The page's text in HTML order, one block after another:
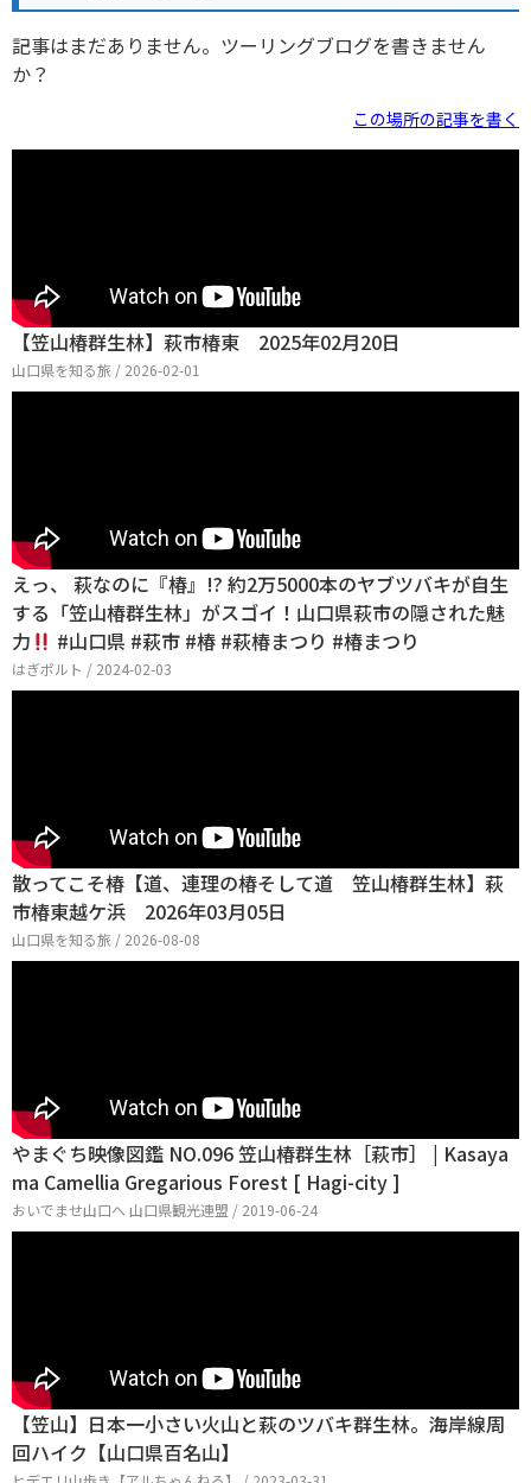
記事はまだありません。ツーリングブログを書きません
か？
この場所の記事を書く
【笠山椿群生林】萩市椿東 2025年02月20日
山口県を知る旅 / 2026-02-01
えっ、 萩なのに『椿』!? 約2万5000本のヤブツバキが自生
する「笠山椿群生林」がスゴイ！山口県萩市の隠された魅
力
#山口県 #萩市 #椿 #萩椿まつり #椿まつり
はぎポルト / 2024-02-03
散ってこそ椿【道、連理の椿そして道 笠山椿群生林】萩
市椿東越ケ浜 2026年03月05日
山口県を知る旅 / 2026-08-08
やまぐち映像図鑑 NO.096 笠山椿群生林［萩市］ | Kasaya
ma Camellia Gregarious Forest [ Hagi-city ]
おいでませ山口へ 山口県観光連盟 / 2019-06-24
【笠山】日本一小さい火山と萩のツバキ群生林。海岸線周
回ハイク【山口県百名山】